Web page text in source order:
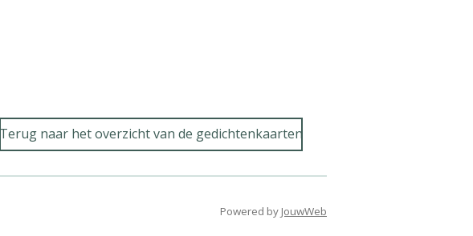
Terug naar het overzicht van de gedichtenkaarten
Powered by JouwWeb